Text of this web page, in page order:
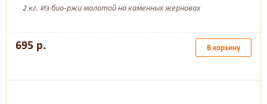
2 кг. Из био-ржи молотой на каменных жерновах
695 р. В корзину